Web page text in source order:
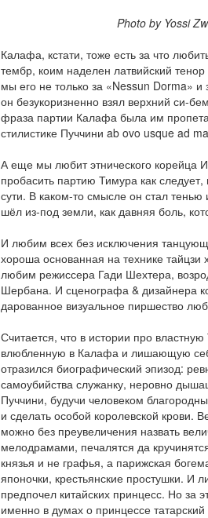
Photo by Yossi
Калафа, кстати, тоже есть за что
тембр, коим наделен латвийский
мы его не только за «Nessun Dorma» и
он безукоризненно взял верхний си-
фраза партии Калафа была им
стилистике Пуччини ab ovo usque ad
А еще мы любит этнического корейца
пробасить партию Тимура как
сути. В каком-то смысле он стал
шёл из-под земли, как давняя боль,
И любим всех без исключения
хороша основанная на технике
любим режиссера Гади Шехтера,
Шербана. И сценографа & дизайнера
дарованное визуальное пиршество
Считается, что в истории про
влюбленную в Калафа и лишающую
отразился биографический эпизод:
самоубийства служанку, неровно
Пуччини, будучи человеком
и сделать особой королевской крови.
можно без преувеличения назвать
мелодрамами, печалятся да
князья и не графья, а парижская
японочки, крестьянские простушки. И
предпочел китайских принцесс. Но за
именно в думах о принцессе